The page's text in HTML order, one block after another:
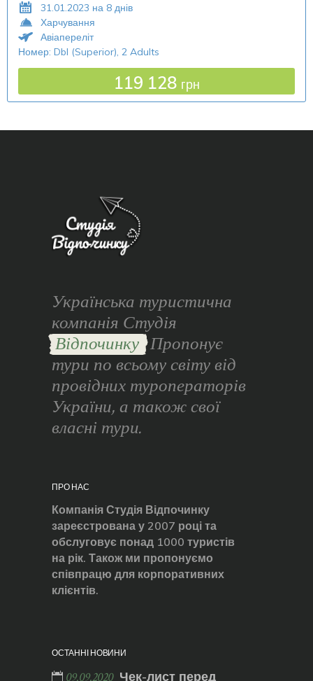
31.01.2023 на 8 днів
Харчування
Авіапереліт
Номер: Dbl (Superior), 2 Adults
119 128 грн
Українська туристична
компанія Студія
Відпочинку Пропонує
тури по всьому світу від
провідних туроператорів
України, а також свої
власні тури.
ПРО НАС
Компанія Студія Відпочинку
зареєстрована у 2007 році та
обслуговує понад 1000 туристів
на рік. Також ми пропонуємо
співпрацю для корпоративних
клієнтів.
ОСТАННІ НОВИНИ
09.09.2020 Чек-лист перед